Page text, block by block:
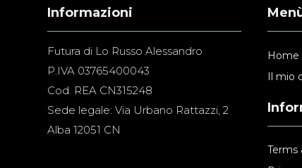
Informazioni
Futura di Lo Russo Alessandro
P.IVA 03765400043
Cod. REA CN315248
Sede legale: Via Urbano Rattazzi, 2
Alba 12051 CN
Home
Il mio
Terms